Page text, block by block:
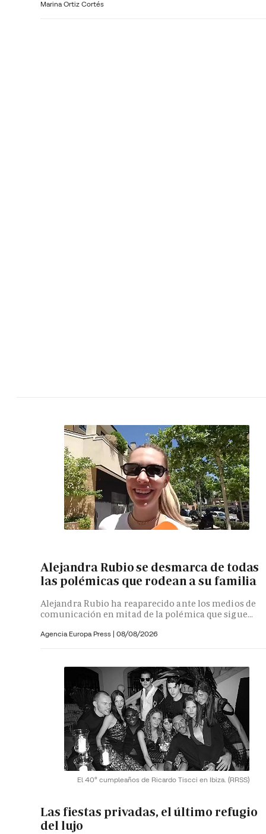
Marina Ortiz Cortés
Alejandra Rubio se desmarca de todas
las polémicas que rodean a su familia
Alejandra Rubio ha reaparecido ante los medios de
comunicación en mitad de la polémica que sigue...
Agencia Europa Press | 08/08/2026
El 40º cumpleaños de Ricardo Tiscci en Ibiza. (RRSS)
Las fiestas privadas, el último refugio
del lujo